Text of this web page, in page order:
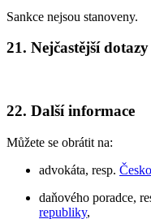
Sankce nejsou stanoveny.
21. Nejčastější dotazy
22. Další informace
Můžete se obrátit na:
advokáta, resp.
daňového poradce,
republiky,